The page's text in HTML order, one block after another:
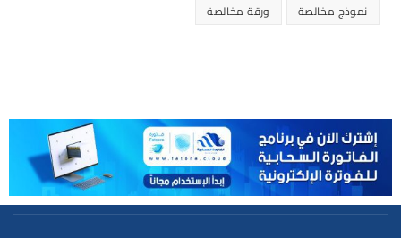
نموذج مخالصة
ورقة مخالصة